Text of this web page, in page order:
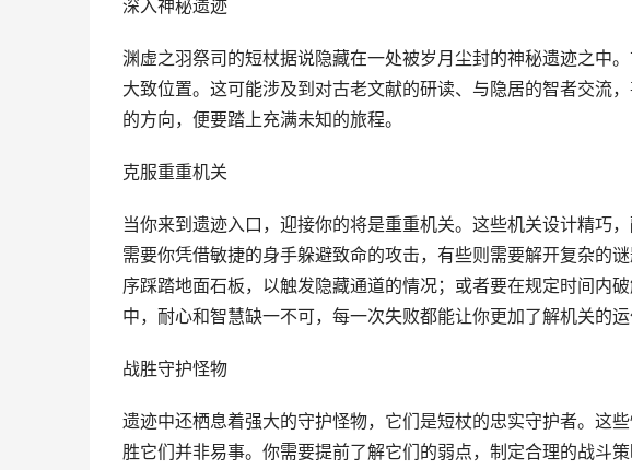
深入神秘遗迹
渊虚之羽祭司的短杖据说隐藏在一处被岁月尘封的神秘遗迹之中
大致位置。这可能涉及到对古老文献的研读、与隐居的智者交流
的方向，便要踏上充满未知的旅程。
克服重重机关
当你来到遗迹入口，迎接你的将是重重机关。这些机关设计精巧
需要你凭借敏捷的身手躲避致命的攻击，有些则需要解开复杂的
序踩踏地面石板，以触发隐藏通道的情况；或者要在规定时间内
中，耐心和智慧缺一不可，每一次失败都能让你更加了解机关的运
战胜守护怪物
遗迹中还栖息着强大的守护怪物，它们是短杖的忠实守护者。这
胜它们并非易事。你需要提前了解它们的弱点，制定合理的战斗